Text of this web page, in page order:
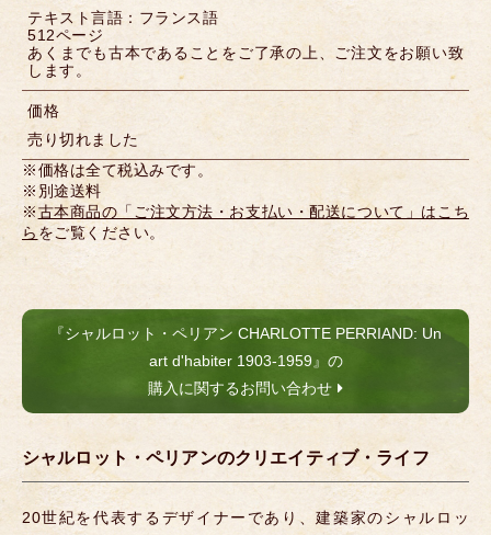
テキスト言語：フランス語
512ページ
あくまでも古本であることをご了承の上、ご注文をお願い致
します。
価格
売り切れました
※価格は全て税込みです。
※別途送料
※古本商品の「ご注文方法・お支払い・配送について」はこち
ら をご覧ください。
『シャルロット・ペリアン CHARLOTTE PERRIAND: Un
art d'habiter 1903-1959』の
購入に関するお問い合わせ
シャルロット・ペリアンのクリエイティブ・ライフ
20世紀を代表するデザイナーであり、建築家のシャルロッ